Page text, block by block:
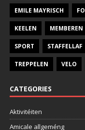
EMILE MAYRISCH
KEELEN MEMBEREN
SPORT STAFFELLAF
TREPPELEN VELO
CATEGORIES
Aktivitéiten
Amicale allgeméng